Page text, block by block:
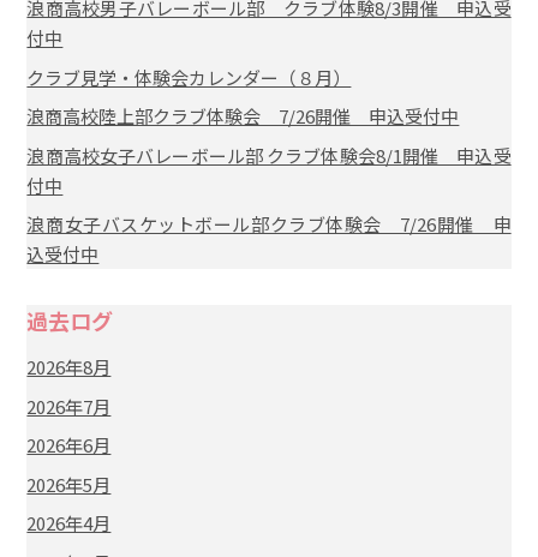
浪商高校男子バレーボール部 クラブ体験8/3開催 申込受
付中
クラブ見学・体験会カレンダー（８月）
浪商高校陸上部クラブ体験会 7/26開催 申込受付中
浪商高校女子バレーボール部 クラブ体験会8/1開催 申込受
付中
浪商女子バスケットボール部クラブ体験会 7/26開催 申
込受付中
過去ログ
2026年8月
2026年7月
2026年6月
2026年5月
2026年4月